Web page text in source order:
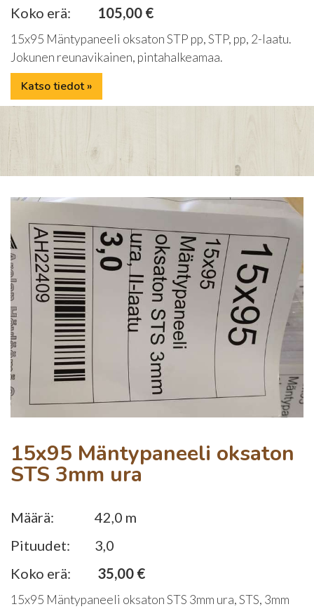
Koko erä:
105,00 €
15x95 Mäntypaneeli oksaton STP pp, STP, pp, 2-laatu.
Jokunen reunavikainen, pintahalkeamaa.
Katso tiedot »
15x95 Mäntypaneeli oksaton
STS 3mm ura
Määrä:
42,0 m
Pituudet:
3,0
Koko erä:
35,00 €
15x95 Mäntypaneeli oksaton STS 3mm ura, STS, 3mm